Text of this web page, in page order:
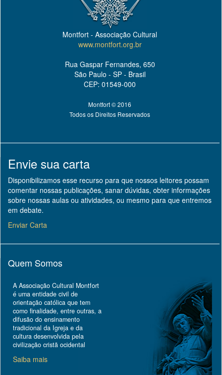
Montfort - Associação Cultural
www.montfort.org.br
Rua Gaspar Fernandes, 650
São Paulo - SP - Brasil
CEP: 01549-000
Montfort © 2016
Todos os Direitos Reservados
Envie sua carta
Disponibilizamos esse recurso para que nossos leitores possam
comentar nossas publicações, sanar dúvidas, obter informações
sobre nossas aulas ou atividades, ou mesmo para que entremos
em debate.
Enviar Carta
Quem Somos
A Associação Cultural Montfort
é uma entidade civil de
orientação católica que tem
como finalidade, entre outras, a
difusão do ensinamento
tradicional da Igreja e da
cultura desenvolvida pela
civilização cristã ocidental
Saiba mais